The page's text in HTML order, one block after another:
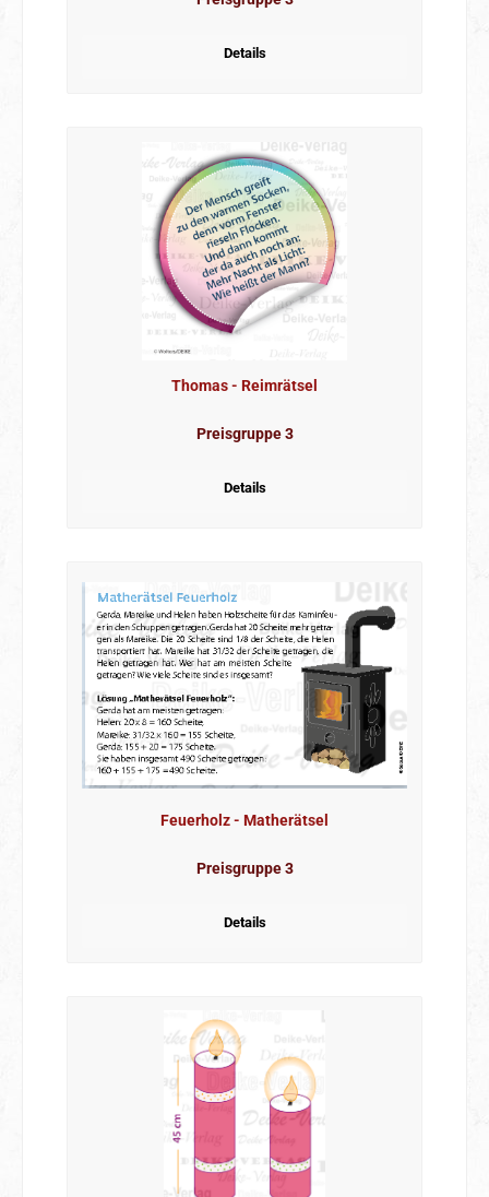
Details
Thomas - Reimrätsel
Preisgruppe 3
Details
Feuerholz - Matherätsel
Preisgruppe 3
Details